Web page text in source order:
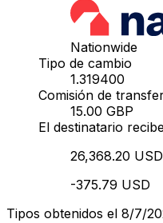
Nationwide
Tipo de cambio
1.319400
Comisión de
15.00 GBP
El destinatario
26,368.20 USD
-375.79 USD
Tipos obtenidos el 8/7/